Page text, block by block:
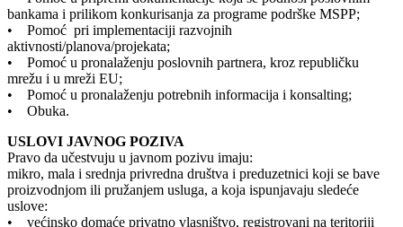
bankama i prilikom konkurisanja za programe podrške MSPP;
• Pomoć pri implementaciji razvojnih
aktivnosti/planova/projekata;
• Pomoć u pronalaženju poslovnih partnera, kroz republičku
mrežu i u mreži EU;
• Pomoć u pronalaženju potrebnih informacija i konsalting;
• Obuka.
USLOVI JAVNOG POZIVA
Pravo da učestvuju u javnom pozivu imaju:
mikro, mala i srednja privredna društva i preduzetnici koji se bave
proizvodnjom ili pružanjem usluga, a koja ispunjavaju sledeće
uslove:
• većinsko domaće privatno vlasništvo, registrovani na teritoriji